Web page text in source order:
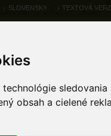
obsah a cielené
SLOVENSKY TEXTOVÁ
monitoringu Pozorovania a
Pozorovania a výskytové dáta